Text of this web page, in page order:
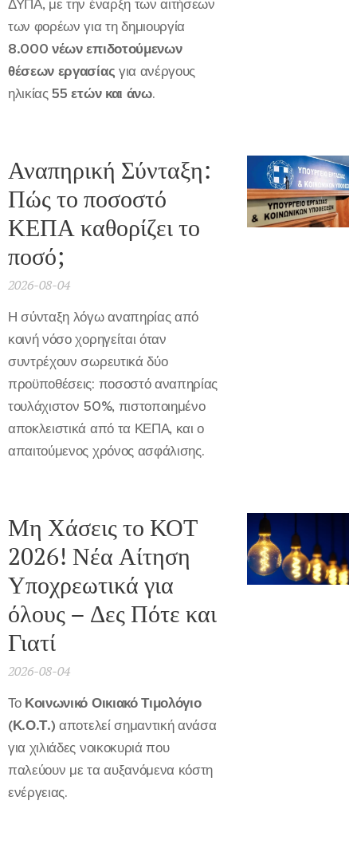
ΔΥΠΑ, με την έναρξη των αιτήσεων
των φορέων για τη δημιουργία
8.000 νέων επιδοτούμενων
θέσεων εργασίας για ανέργους
ηλικίας55 ετών και άνω.
Αναπηρική Σύνταξη:
Πώς το ποσοστό
ΚΕΠΑ καθορίζει το
ποσό;
2026-08-04
Η σύνταξη λόγω αναπηρίας από
κοινή νόσο χορηγείται όταν
συντρέχουν σωρευτικά δύο
προϋποθέσεις: ποσοστό αναπηρίας
τουλάχιστον 50%, πιστοποιημένο
αποκλειστικά από τα ΚΕΠΑ, και ο
απαιτούμενος χρόνος ασφάλισης.
Μη Χάσεις το ΚΟΤ
2026! Νέα Αίτηση
Υποχρεωτικά για
όλους – Δες Πότε και
Γιατί
2026-08-04
Το Κοινωνικό Οικιακό Τιμολόγιο
(Κ.Ο.Τ.) αποτελεί σημαντική ανάσα
για χιλιάδες νοικοκυριά που
παλεύουν με τα αυξανόμενα κόστη
ενέργειας.